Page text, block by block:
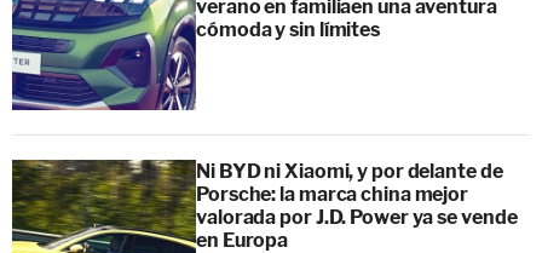
verano en familiaen una aventura
cómoda y sin límites
Ni BYD ni Xiaomi, y por delante de
Porsche: la marca china mejor
valorada por J.D. Power ya se vende
en Europa